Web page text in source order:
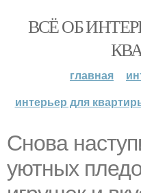
ВСЁ ОБ
главная
интерьер для
Снова
уютных